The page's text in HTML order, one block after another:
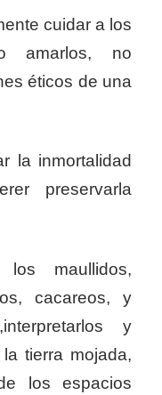
cuidar a los
amarlos, no
éticos de una
la inmortalidad
preservarla
maullidos,
cacareos, y
y
tierra mojada,
los espacios